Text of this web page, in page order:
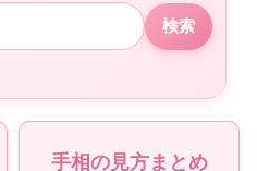
検索
手相の見方まとめ